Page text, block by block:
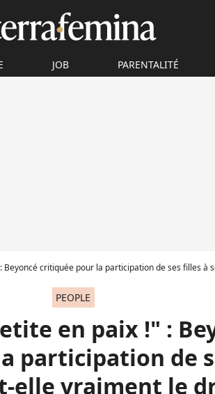
JOB PARENTALITÉ
critiquée pour la participation de ses filles à ses
PEOPLE
en paix !" :
participation de
elle vraiment le